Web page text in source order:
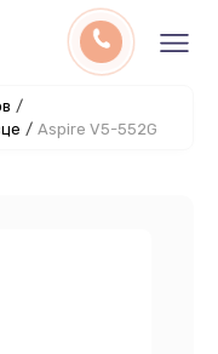
/
/ Aspire V5-552G